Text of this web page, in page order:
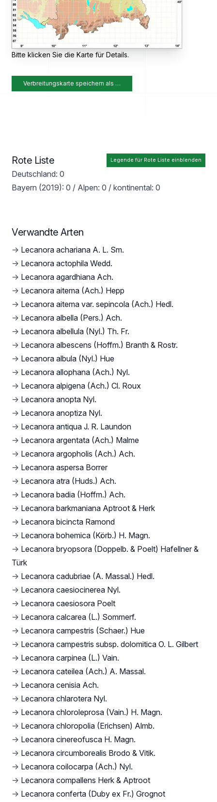
Bitte klicken Sie die Karte für Details.
Verbreitungskarte speichern als …
Legende für Rote Liste einblenden
Rote Liste
Deutschland: 0
Bayern (2019): 0 / Alpen: 0 / kontinental: 0
Verwandte Arten
→ Lecanora achariana A. L. Sm.
→ Lecanora actophila Wedd.
→ Lecanora agardhiana Ach.
→ Lecanora aitema (Ach.) Hepp
→ Lecanora aitema var. sepincola (Ach.) Hedl.
→ Lecanora albella (Pers.) Ach.
→ Lecanora albellula (Nyl.) Th. Fr.
→ Lecanora albescens (Hoffm.) Branth & Rostr.
→ Lecanora albula (Nyl.) Hue
→ Lecanora allophana (Ach.) Nyl.
→ Lecanora alpigena (Ach.) Cl. Roux
→ Lecanora anopta Nyl.
→ Lecanora anoptiza Nyl.
→ Lecanora antiqua J. R. Laundon
→ Lecanora argentata (Ach.) Malme
→ Lecanora argopholis (Ach.) Ach.
→ Lecanora aspersa Borrer
→ Lecanora atra (Huds.) Ach.
→ Lecanora badia (Hoffm.) Ach.
→ Lecanora barkmaniana Aptroot & Herk
→ Lecanora bicincta Ramond
→ Lecanora bohemica (Körb.) H. Magn.
→ Lecanora bryopsora (Doppelb. & Poelt) Hafellner &
Türk
→ Lecanora cadubriae (A. Massal.) Hedl.
→ Lecanora caesiocinerea Nyl.
→ Lecanora caesiosora Poelt
→ Lecanora calcarea (L.) Sommerf.
→ Lecanora campestris (Schaer.) Hue
→ Lecanora campestris subsp. dolomitica O. L. Gilbert
→ Lecanora carpinea (L.) Vain.
→ Lecanora cateilea (Ach.) A. Massal.
→ Lecanora cenisia Ach.
→ Lecanora chlarotera Nyl.
→ Lecanora chloroleprosa (Vain.) H. Magn.
→ Lecanora chloropolia (Erichsen) Almb.
→ Lecanora cinereofusca H. Magn.
→ Lecanora circumborealis Brodo & Vitik.
→ Lecanora coilocarpa (Ach.) Nyl.
→ Lecanora compallens Herk & Aptroot
→ Lecanora conferta (Duby ex Fr.) Grognot